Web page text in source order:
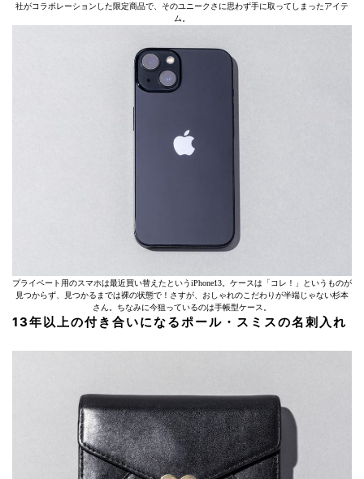
社がコラボレーションした限定商品で、そのユニークさに思わず手に取ってしまったアイテ
ム。
プライベート用のスマホは最近買い替えたというiPhone13。ケースは「コレ！」というものが
見つからず、見つかるまでは裸の状態で！さすが、おしゃれのこだわりが半端じゃない杉本
さん。ちなみに今狙っているのは手帳型ケース。
13年以上の付き合いになるポール・スミスの名刺入れ